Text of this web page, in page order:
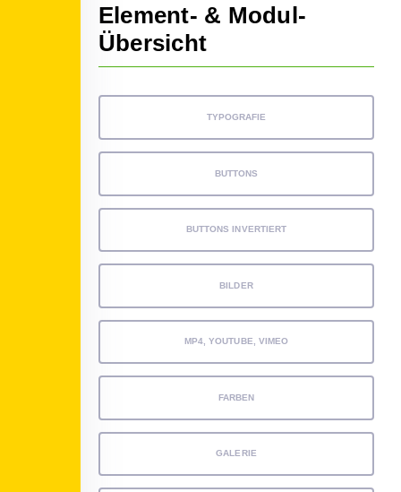
Element- & Modul-
Übersicht
TYPOGRAFIE
BUTTONS
BUTTONS INVERTIERT
BILDER
MP4, YOUTUBE, VIMEO
FARBEN
GALERIE